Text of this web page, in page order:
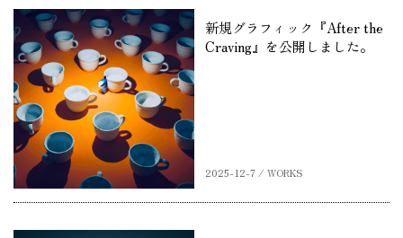
新規グラフィック『After the
Craving』を公開しました。
2025-12-7 / WORKS